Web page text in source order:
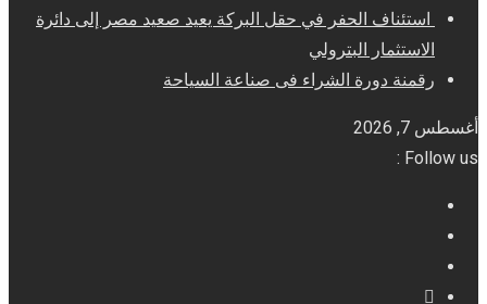
استئناف الحفر في حقل البركة يعيد صعيد مصر إلى دائرة
الاستثمار البترولي
رقمنة دورة الشراء فى صناعة السياحة
أغسطس 7, 2026
Follow us :